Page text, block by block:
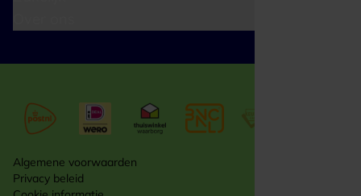
Algemene voorwaarden
Privacy beleid